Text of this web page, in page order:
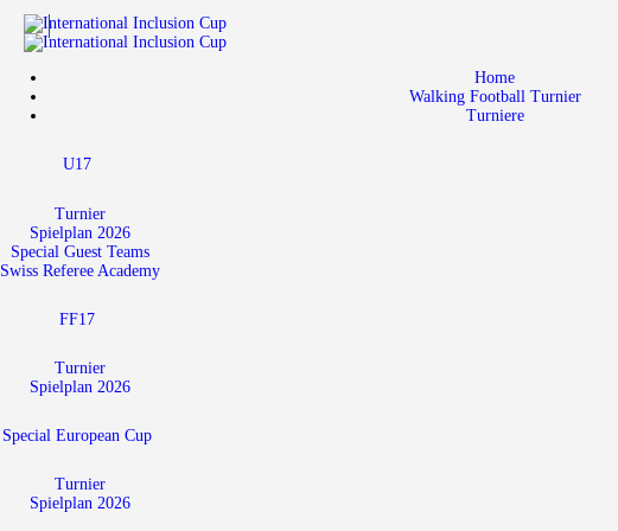
Home
Walking Football Turnier
Turniere
U17
Turnier
Spielplan 2026
Special Guest Teams
Swiss Referee Academy
FF17
Turnier
Spielplan 2026
Special European Cup
Turnier
Spielplan 2026